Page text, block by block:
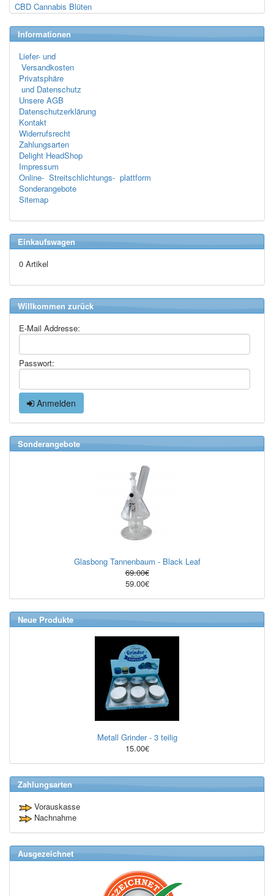
CBD Cannabis Blüten
Informationen
Liefer- und
Versandkosten
Privatsphäre
und Datenschutz
Unsere AGB
Datenschutzerklärung
Kontakt
Widerrufsrecht
Zahlungsarten
Delight HeadShop
Impressum
Online- Streitschlichtungs- plattform
Sonderangebote
Sitemap
Einkaufswagen
0 Artikel
Willkommen zurück
E-Mail Addresse:
Passwort:
Anmelden
Sonderangebote
Glasbong Tannenbaum - Black Leaf
69.00€
59.00€
Neue Produkte
Metall Grinder - 3 teilig
15.00€
Zahlungsarten
Vorauskasse
Nachnahme
Ausgezeichnet